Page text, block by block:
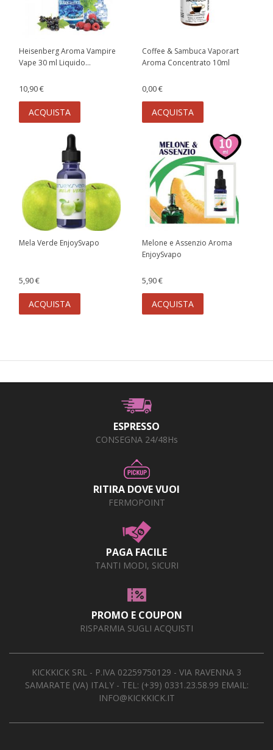
Heisenberg Aroma Vampire
Vape 30 ml Liquido...
10,90 €
ACQUISTA
Coffee & Sambuca Vaporart
Aroma Concentrato 10ml
0,00 €
ACQUISTA
Mela Verde EnjoySvapo
5,90 €
ACQUISTA
Melone e Assenzio Aroma
EnjoySvapo
5,90 €
ACQUISTA
ESPRESSO
CONSEGNA 24/48Hs
RITIRA DOVE VUOI
FERMOPOINT
PAGA FACILE
TANTI MODI, SICURI
PROMO E COUPON
RISPARMIA SUGLI ACQUISTI
KICKKICK SRL - P.IVA 02259750129 - VIA RAVENNA 3
SAMARATE (VA) ITALY - TEL: (+39) 0331.23.58.99 EMAIL:
INFO@KICKKICK.IT